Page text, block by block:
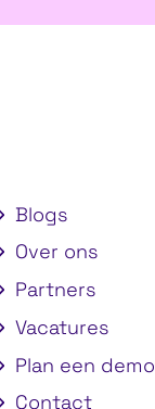
Blogs
Over ons
Partners
Vacatures
Plan een demo
Contact